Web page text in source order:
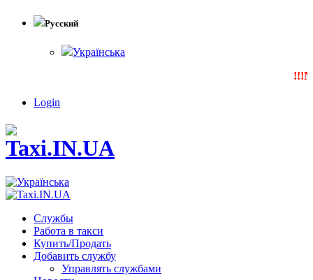
Русский
Українська
Login
Службы
Работа в такси
Купить/Продать
Добавить службу
Управлять службами